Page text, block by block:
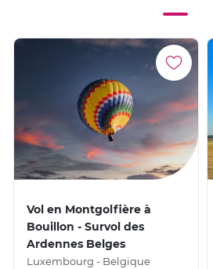
Vol en Montgolfière à
Bouillon - Survol des
Ardennes Belges
Luxembourg - Belgique